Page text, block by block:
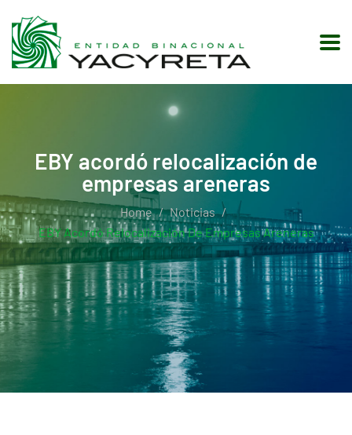
EBY acordó relocalización de
empresas areneras
Home
Noticias
EBY Acordó Relocalización De Empresas Areneras